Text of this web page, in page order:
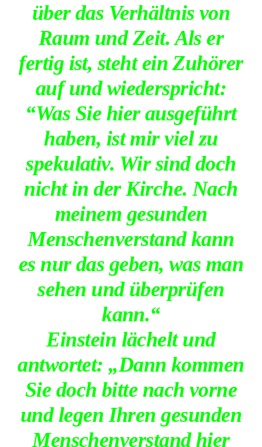
über das Verhältnis von
Raum und Zeit. Als er
fertig ist, steht ein Zuhörer
auf und wiederspricht:
“Was Sie hier ausgeführt
haben, ist mir viel zu
spekulativ. Wir sind doch
nicht in der Kirche. Nach
meinem gesunden
Menschenverstand kann
es nur das geben, was man
sehen und überprüfen
kann.“
Einstein lächelt und
antwortet: „Dann kommen
Sie doch bitte nach vorne
und legen Ihren gesunden
Menschenverstand hier